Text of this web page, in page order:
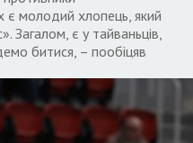
є молодий хлопець, який
Загалом, є у тайваньців,
битися, – пообіцяв